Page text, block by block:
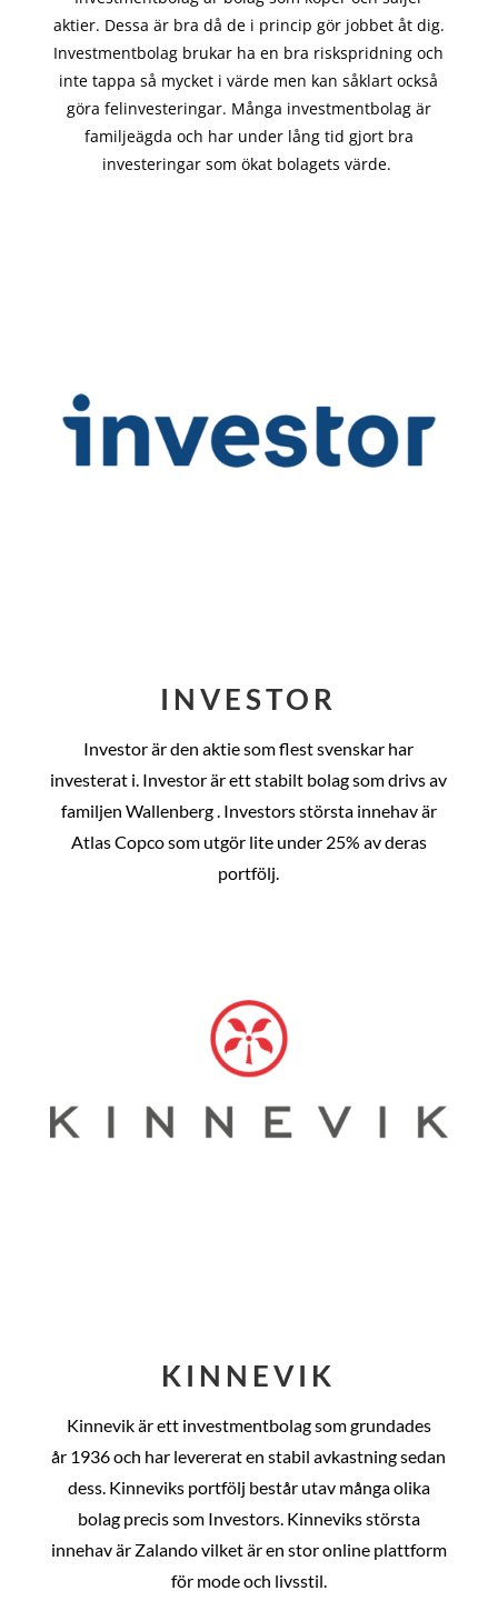
aktier. Dessa är bra då de i princip görjobbet åt dig.
Investmentbolag brukar ha en bra riskspridning och
inte tappa så mycket i värde men kan såklart också
göra felinvesteringar. Många investmentbolag är
familjeägda och har under lång tid gjort bra
investeringar som ökat bolagets värde.
INVESTOR
Investor är den aktie som flest svenskar har
investerat i. Investor är ett stabilt bolag som drivs av
familjen Wallenberg . Investors största innehav är
Atlas Copco som utgör lite under 25% av deras
portfölj.
KINNEVIK
Kinnevik är ett investmentbolag som grundades
år 1936 och har levererat en stabil avkastning sedan
dess. Kinneviks portfölj består utav många olika
bolag precis som Investors. Kinneviks största
innehav är Zalando vilket är en stor online plattform
för mode och livsstil.